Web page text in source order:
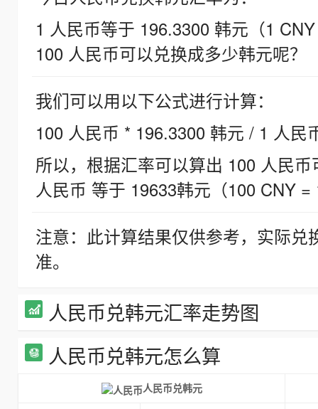
1 人民币等于 196.3300 韩元（1
100 人民币可以兑换成多少韩元呢？
我们可以用以下公式进行计算：
100 人民币 * 196.3300 韩元 / 1 人民
所以，根据汇率可以算出 100 人民
人民币 等于 19633韩元（100 CNY =
注意：此计算结果仅供参考，实际
准。
人民币兑韩元汇率走势图
人民币兑韩元怎么算
人民币兑韩元